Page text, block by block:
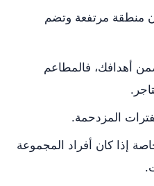
منطقة مرتفعة وتضم
أهدافك، فالمطاعم
المزدحمة.
إذا كان أفراد المجموعة